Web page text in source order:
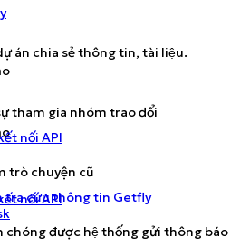
nối API
tra cứu thông tin Getfly
nối API
án chia sẻ thông tin, tài liệu.
tham gia nhóm trao đổi
trò chuyện cũ
chóng được hệ thống gửi thông báo